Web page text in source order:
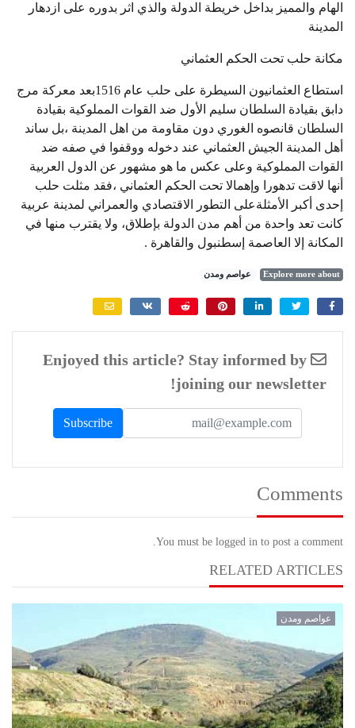
الهام والمميز بداخل خريطة الدولة والذي اثر بدوره على ازدهار
المدينة
مكانة حلب تحت الحكم العثماني
استطاع العثمانيون السيطرة على حلب عام 1516بعد معركة مرج
دابق بقيادة السلطان سليم الأول ضد القوات المملوكية بقيادة
السلطان قانصوه الغوري دون مقاومة من اهل المدينة ،بل ساند
أهل المدينة الجيش العثماني عند دخوله ووقفوا في صفه ضد
القوات المملوكية وعلى عكس ما هو مشهور عن الدول العربية
أنها لاقت تدهورا وإهمالا تحت الحكم العثماني ،فقد مثلت حلب
إحدى أكبر الأمثلةعلى التطور الاقتصادي والعمراني لمدينة عربية
كانت تعد واحدة من أهم مدن الدولة بإطلاق، ولا يقترب منها في
المكانة إلا العاصمة إسطنبول والقاهرة .
Explore more about عواصم ومدن
Enjoyed this article? Stay informed by
joining our newsletter!
Comments
You must be logged in to post a comment.
RELATED ARTICLES
عواصم ومدن